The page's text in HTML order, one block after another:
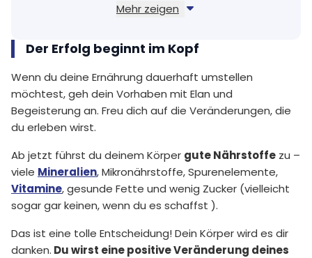
Kleine Sünden sind gestattet
Meal Prepping spart Zeit
Das Auge isst mit
Ernährungsumstellung auf einen Blick
Mehr zeigen
Der Erfolg beginnt im Kopf
Wenn du deine Ernährung dauerhaft umstellen
möchtest, geh dein Vorhaben mit Elan und
Begeisterung an. Freu dich auf die Veränderungen, die
du erleben wirst.
Ab jetzt führst du deinem Körper gute Nährstoffe zu –
viele Mineralien, Mikronährstoffe, Spurenelemente,
Vitamine, gesunde Fette und wenig Zucker (vielleicht
sogar gar keinen, wenn du es schaffst ).
Das ist eine tolle Entscheidung! Dein Körper wird es dir
danken. Du wirst eine positive Veränderung deines